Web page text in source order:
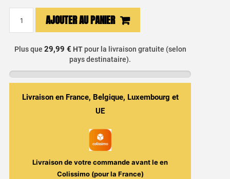
Concentré
10ml
AJOUTER AU PANIER
Plus que 29,99 € HTpour la livraison gratuite (selon
pays destinataire).
Livraison en France, Belgique, Luxembourg et
UE
Livraison de votre commande avant leen
Colissimo (pour la France)